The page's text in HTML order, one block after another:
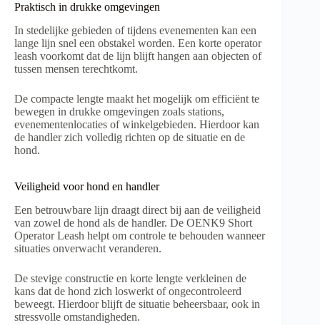
Praktisch in drukke omgevingen
In stedelijke gebieden of tijdens evenementen kan een
lange lijn snel een obstakel worden. Een korte operator
leash voorkomt dat de lijn blijft hangen aan objecten of
tussen mensen terechtkomt.
De compacte lengte maakt het mogelijk om efficiënt te
bewegen in drukke omgevingen zoals stations,
evenementenlocaties of winkelgebieden. Hierdoor kan
de handler zich volledig richten op de situatie en de
hond.
Veiligheid voor hond en handler
Een betrouwbare lijn draagt direct bij aan de veiligheid
van zowel de hond als de handler. De OENK9 Short
Operator Leash helpt om controle te behouden wanneer
situaties onverwacht veranderen.
De stevige constructie en korte lengte verkleinen de
kans dat de hond zich loswerkt of ongecontroleerd
beweegt. Hierdoor blijft de situatie beheersbaar, ook in
stressvolle omstandigheden.